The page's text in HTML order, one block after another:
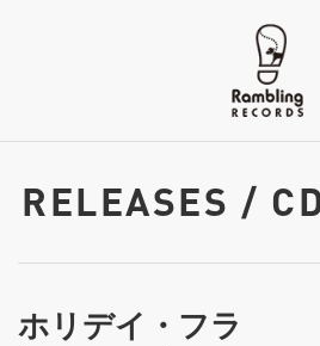
RELEASES /
ホリデイ・フラ